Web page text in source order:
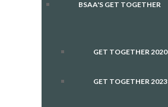
BSAA'S GET TOGETHER
GET TOGETHER 2020
GET TOGETHER 2023